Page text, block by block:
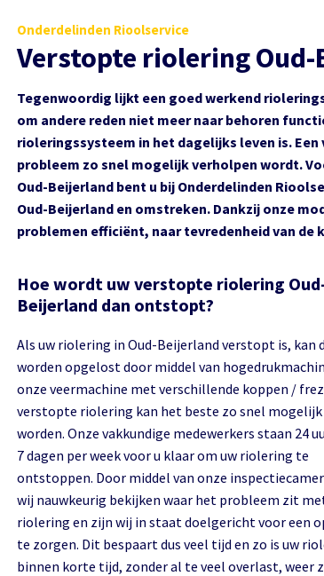
Onderdelinden Rioolservice
Verstopte riolering
Tegenwoordig lijkt een goed werkend
om andere reden niet meer naar behoren
rioleringssysteem in het dagelijks leven is.
probleem zo snel mogelijk verholpen wordt.
Oud-Beijerland bent u bij Onderdelinden
Oud-Beijerland en omstreken. Dankzij onze
problemen efficiënt, naar tevredenheid van
Hoe wordt uw verstopte riolering
Beijerland dan ontstopt?
Als uw riolering in Oud-Beijerland verstopt is, kan
worden opgelost door middel van
onze veermachine met verschillende koppen /
verstopte riolering kan het beste zo snel
worden. Onze vakkundige medewerkers staan 24
7 dagen per week voor u klaar om uw riolering te
ontstoppen. Door middel van onze
wij nauwkeurig bekijken waar het probleem zit
riolering en zijn wij in staat doelgericht voor een
te zorgen. Dit bespaart dus veel tijd en zo is uw
binnen korte tijd, zonder al te veel overlast, weer